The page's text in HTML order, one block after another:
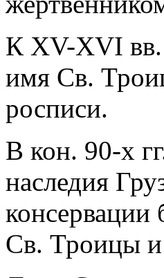
К XV-XVI вв.
имя Св.
росписи.
В кон. 90-х
наследия
консервации
Св. Троицы и